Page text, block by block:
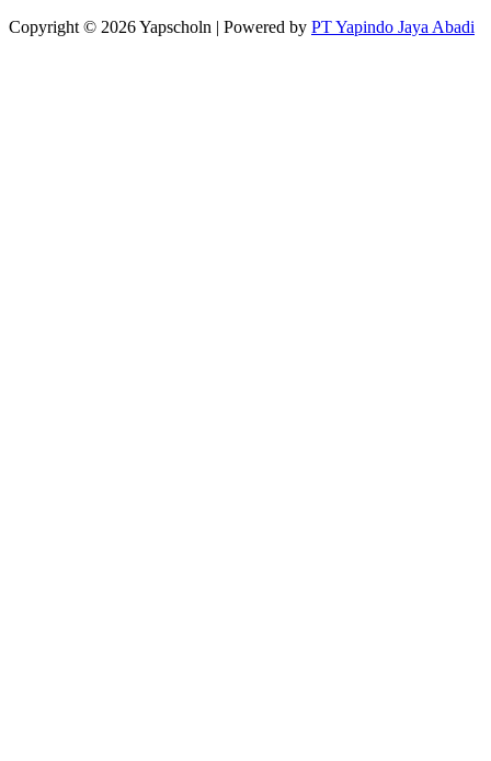
Copyright © 2026Yapscholn | Powered by PT Yapindo Jaya Abadi